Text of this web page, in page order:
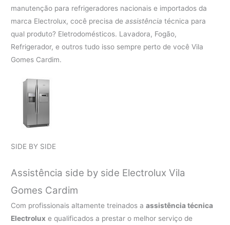
manutenção para refrigeradores nacionais e importados da
marca Electrolux, cocê precisa deassistência técnica para
qual produto? Eletrodomésticos. Lavadora, Fogão,
Refrigerador, e outros tudo isso sempre perto de você Vila
Gomes Cardim.
SIDE BY SIDE
Assistência side by side Electrolux Vila
Gomes Cardim
Com profissionais altamente treinados aassistência técnica
Electrolux e qualificados a prestar o melhor serviço de